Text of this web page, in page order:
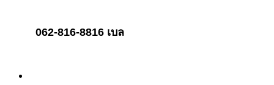
062-816-8816 เบล